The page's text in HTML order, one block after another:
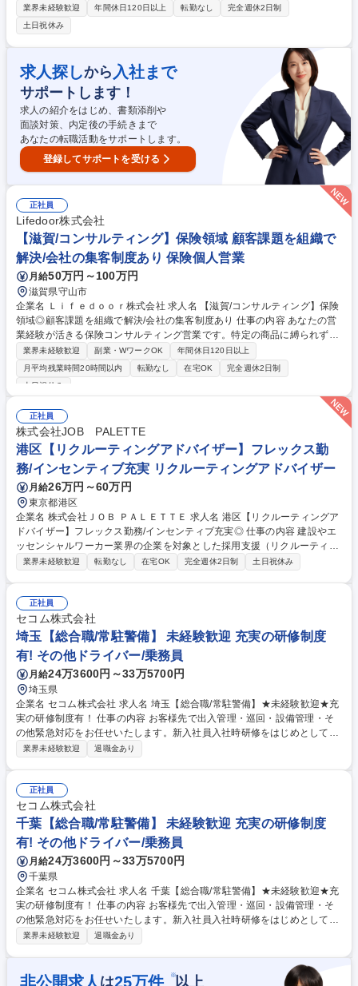
案を行うコンサルティング業務です。DD(デューディリジェンス)支援事
業、RM(リスクマネジメント)支援事業の双方をお任せします。 DD事業で
は、建物(共同住宅/倉庫/オフィスビル/商業施設等)の劣化状況や遵法性、
再調達価格や修繕見込額などを調査します。様々な書類やデータベース、
現地調査から得た情報等を元に報告書にまとめます。 RM事業では、企業
の防災力向上を目的とし、セミナー・研修会実施、机上調査、現地調査、
リスク低減対策改善支援などを行います。現在は特に現地調査業務(工場/
倉庫/オフィスビル/商業施設等)を数多く実施しています。 募集職種 【立
川/防災リスクコンサルタント】ベテラン・経験者向け/年休124日/福利厚
生◎
業界未経験歓迎 年間休日120日以上 転勤なし
完全週休2日制
土日祝休み
求人探しから 入社まで
サポートします！
求人の紹介をはじめ、書類添削や
面談対策、内定後の手続きまで
あなたの転職活動をサポートします。
登録してサポートを受ける
正社員
Lifedoor株式会社
【滋賀/コンサルティング】保険領域 顧客課題を組織で
解決/会社の集客制度あり 保険個人営業
月給50万円～100万円
滋賀県守山市
企業名 Ｌｉｆｅｄｏｏｒ株式会社 求人名 【滋賀/コンサルティング】保険
領域◎顧客課題を組織で解決/会社の集客制度あり 仕事の内容 あなたの営
業経験が活きる保険コンサルティング営業です。特定の商品に縛られず、
お客様に寄り添う自由な提案が可能。集客は仕組み化されており、成果が
正当に給与に直結するため、納得感を持って働ける環境です。 ・個人での
顧客開拓に加え、チームでのセミナーやイベントによる集客の仕組みが確
与に直結するため、評価に対する不透明感がありません。 ・随時開催の勉
強会で、保険の基本から実践的な販売テクニックまで幅広く習得できま
す。 ・毎朝の朝礼と勉強会を通じ、規律正しい行動を習慣化。営業社員と
して確実な成長を実感できるよう全力でサポートします。 募集職種 【滋
賀/コンサルティング】保険領域◎顧客課題を組織で解決/会社の集客制度
業界未経験歓迎 副業・WワークOK
年間休日120日以上
月平均残業時間20時間以内
転勤なし 在宅OK
完全週休2日制
土日祝休み
正社員
株式会社JOB PALETTE
港区【リクルーティングアドバイザー】フレックス勤
務/インセンティブ充実 リクルーティングアドバイザー
月給26万円～60万円
東京都港区
企業名 株式会社ＪＯＢ ＰＡＬＥＴＴＥ 求人名 港区【リクルーティングア
ドバイザー】フレックス勤務/インセンティブ充実◎ 仕事の内容 建設やエ
ッセンシャルワーカー業界の企業を対象とした採用支援（リクルーティン
グアドバイザー）業務。求人票作成からプロセス改善の提案まで一貫して
【期待する事】■"超"成長中の当社において変化を楽しみながら、自己成長
だけでなく、チーム貢献のための行動/発信をしていただくこと。 ■お客様
の事業に関わった経験を活かし、顧客の期待値に応える提案をしていただ
くこと。 募集職種 港区【リクルーティングアドバイザー】フレックス勤
務/インセンティブ充実◎
業界未経験歓迎 転勤なし 在宅OK 完全週休2日制 土日祝休み
正社員
セコム株式会社
埼玉【総合職/常駐警備】 未経験歓迎 充実の研修制度
有! その他ドライバー/乗務員
月給24万3600円～33万5700円
埼玉県
企業名 セコム株式会社 求人名 埼玉【総合職/常駐警備】★未経験歓迎★充
実の研修制度有！ 仕事の内容 お客様先で出入管理・巡回・設備管理・そ
の他緊急対応をお任せいたします。新入社員入社時研修をはじめとして、
配属後もOJTや集合研修等手厚いフォロー体制があります。 【業務詳細】
設や道の案内等、お客様からのご依頼に対応） ・その他（各種設備の監
視、異常発生時の急行対応） ※変更の範囲：当社業務全般 募集職種 埼玉
【総合職/常駐警備】★未経験歓迎★充実の研修制度有！
業界未経験歓迎 退職金あり
正社員
セコム株式会社
千葉【総合職/常駐警備】 未経験歓迎 充実の研修制度
有! その他ドライバー/乗務員
月給24万3600円～33万5700円
千葉県
企業名 セコム株式会社 求人名 千葉【総合職/常駐警備】★未経験歓迎★充
実の研修制度有！ 仕事の内容 お客様先で出入管理・巡回・設備管理・そ
の他緊急対応をお任せいたします。新入社員入社時研修をはじめとして、
配属後もOJTや集合研修等手厚いフォロー体制があります。 【業務詳細】
回（施設の点検を行い、問題がある場合は適切に対処） ・お客様対応（施
設や道の案内等、お客様からのご依頼に対応） ・その他（各種設備の監
業界未経験歓迎 退職金あり
非公開求人 は25万件 ※以上